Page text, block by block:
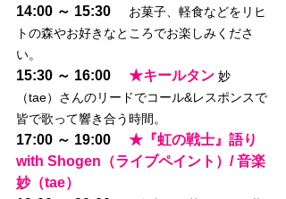
14:00 ～ 15:30
お菓子、軽食などをリヒ
トの森やお好きなところでお楽しみくださ
い。
15:30 ～ 16:00 ★キールタン 妙
（tae）さんのリードでコール&レスポンスで
皆で歌って響き合う時間。
17:00 ～ 19:00 ★『虹の戦士』語り
with Shogen（ライブペイント）/ 音楽
妙（tae）